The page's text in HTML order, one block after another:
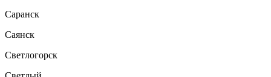
Саранск
Саянск
Светлогорск